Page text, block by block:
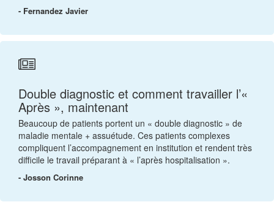
- Fernandez Javier
Double diagnostic et comment travailler l’«
Après », maintenant
Beaucoup de patients portent un « double diagnostic » de
maladie mentale + assuétude. Ces patients complexes
compliquent l’accompagnement en institution et rendent très
difficile le travail préparant à « l’après hospitalisation ».
- Josson Corinne